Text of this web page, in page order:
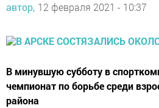
автор, 12 февраля 2021 - 10:37
В минувшую субботу в
чемпионат по борьбе среди
района